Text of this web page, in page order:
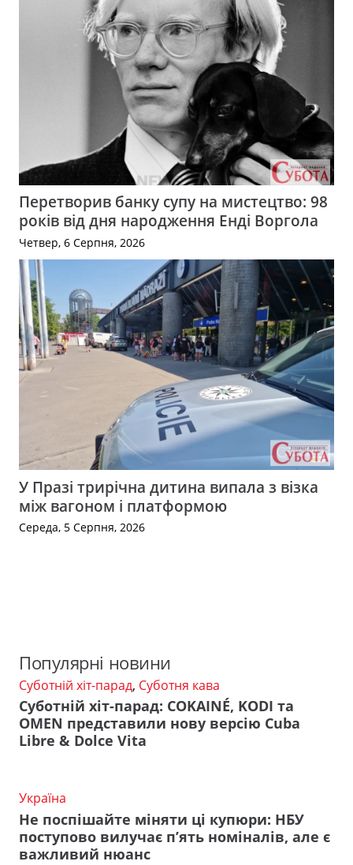
Перетворив банку супу на мистецтво: 98
років від дня народження Енді Воргола
Четвер, 6 Серпня, 2026
У Празі трирічна дитина випала з візка
між вагоном і платформою
Середа, 5 Серпня, 2026
Популярні новини
Суботній хіт-парад, Суботня кава
Суботній хіт-парад: COKAINÉ, KODI та
OMEN представили нову версію Cuba
Libre & Dolce Vita
Україна
Не поспішайте міняти ці купюри: НБУ
поступово вилучає п’ять номіналів, але є
важливий нюанс